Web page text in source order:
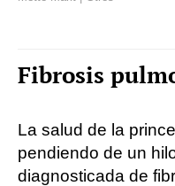
Fibrosis
La salud de la
pendiendo de un
diagnosticada de